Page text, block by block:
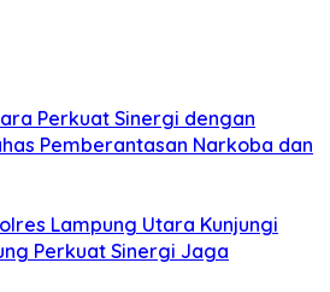
Perkuat Sinergi dengan
Pemberantasan Narkoba dan
Lampung Utara Kunjungi
Perkuat Sinergi Jaga